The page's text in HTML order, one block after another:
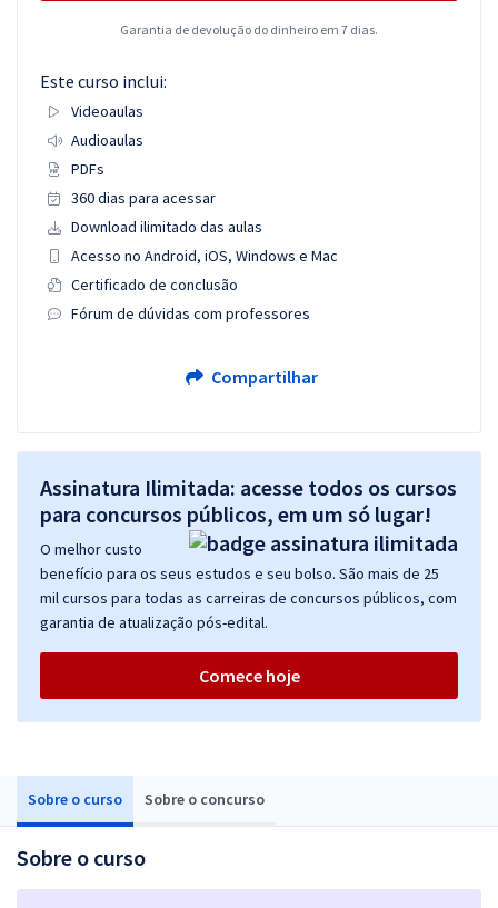
Sobre o curso Sobre o concurso
Sobre o curso
Garantia de devolução do dinheiro em 7 dias.
Este curso inclui:
Videoaulas
Audioaulas
PDFs
360 dias para acessar
Download ilimitado das aulas
Acesso no Android, iOS, Windows e Mac
Certificado de conclusão
Fórum de dúvidas com professores
Compartilhar
Assinatura Ilimitada: acesse todos os cursos
para concursos públicos, em um só lugar!
O melhor custo
benefício para os seus estudos e seu bolso. São mais de 25
mil cursos para todas as carreiras de concursos públicos, com
garantia de atualização pós-edital.
Comece hoje